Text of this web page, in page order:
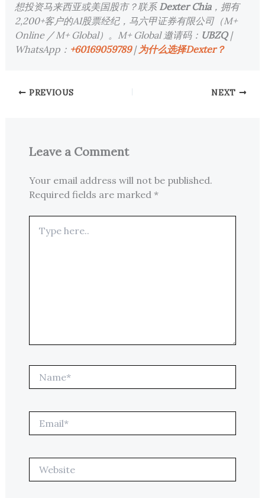
想投资马来西亚或美国股市？联系 Dexter Chia，拥有
2,200+客户的AI股票经纪，马六甲证券有限公司（M+
Online / M+ Global）。M+ Global 邀请码： UBZQ|
WhatsApp： +60169059789| 为什么选择Dexter？
PREVIOUS NEXT
Leave a Comment
Your email address will not be published.
Required fields are marked *
here..